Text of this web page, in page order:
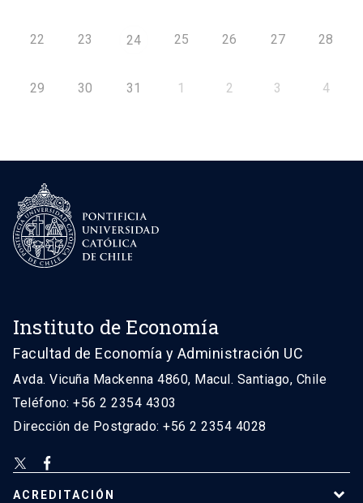
22 23 24 25 26 27 28
29 30 31 1 2 3 4
Instituto de Economía
Facultad de Economía y Administración UC
Avda. Vicuña Mackenna 4860, Macul. Santiago, Chile
Teléfono: +56 2 2354 4303
Dirección de Postgrado: +56 2 2354 4028
ACREDITACIÓN